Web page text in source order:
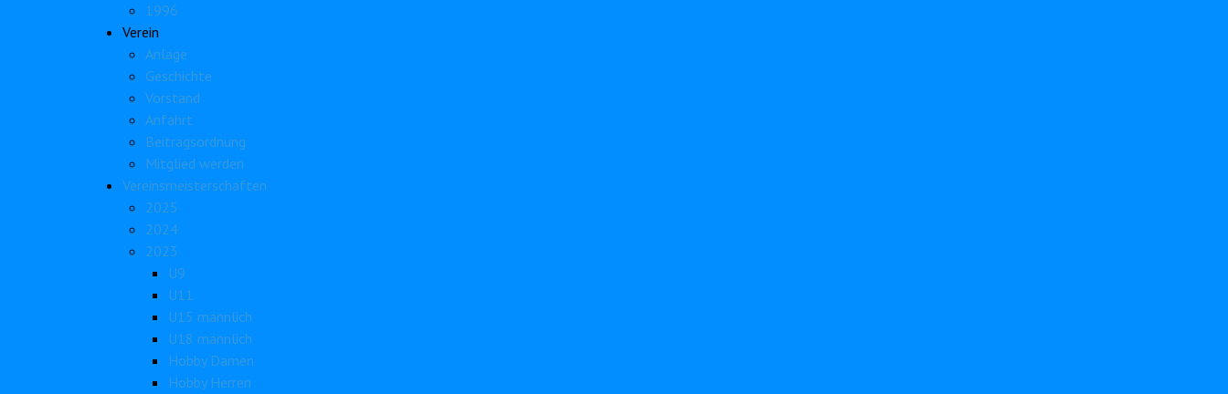
1996
Verein
Anlage
Geschichte
Vorstand
Anfahrt
Beitragsordnung
Mitglied werden
Vereinsmeisterschaften
2025
2024
2023
U9
U11
U15 männlich
U18 männlich
Hobby Damen
Hobby Herren